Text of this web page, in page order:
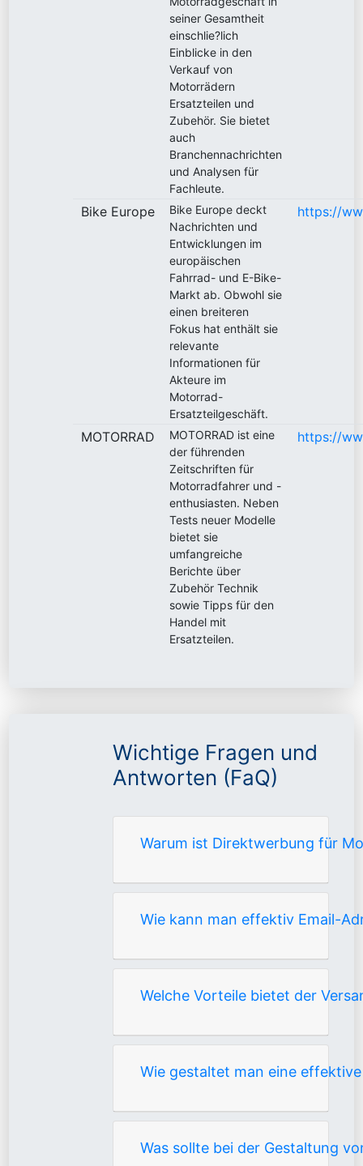
seiner Gesamtheit
einschlie?lich
Einblicke in den
Verkauf von
Motorrädern
Ersatzteilen und
Zubehör. Sie bietet
auch
Branchennachrichten
und Analysen für
Fachleute.
Bike Europe
Bike Europe deckt
Nachrichten und
Entwicklungen im
europäischen
Fahrrad- und E-Bike-
Markt ab. Obwohl sie
einen breiteren
Fokus hat enthält sie
relevante
Informationen für
Akteure im
Motorrad-
Ersatzteilgeschäft.
https://
MOTORRAD
MOTORRAD ist eine
der führenden
Zeitschriften für
Motorradfahrer und -
enthusiasten. Neben
Tests neuer Modelle
bietet sie
umfangreiche
Berichte über
Zubehör Technik
sowie Tipps für den
Handel mit
Ersatzteilen.
https://
Wichtige Fragen und
Antworten (FaQ)
Warum ist Direktwerbung für
Wie kann man effektiv Email-
Welche Vorteile bietet der
Wie gestaltet man eine
Was sollte bei der Gestaltung